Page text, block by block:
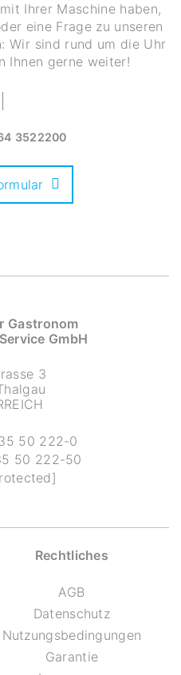
Ihrer Maschine haben,
eine Frage zu unseren
Wir sind rund um die Uhr
Ihnen gerne weiter!
3522200
Gastronom
GmbH
3
50 222-0
50 222-50
Rechtliches
AGB
Datenschutz
Nutzungsbedingungen
Garantie